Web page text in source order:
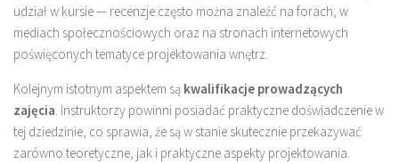
udział w kursie — recenzje często można znaleźć na forach, w
mediach społecznościowych oraz na stronach internetowych
poświęconych tematyce projektowania wnętrz.
Kolejnym istotnym aspektem są kwalifikacje prowadzących
zajęcia. Instruktorzy powinni posiadać praktyczne doświadczenie w
tej dziedzinie, co sprawia, że są w stanie skutecznie przekazywać
zarówno teoretyczne, jak i praktyczne aspekty projektowania.